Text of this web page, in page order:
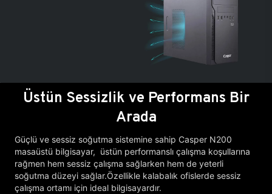
Üstün Sessizlik ve Performans Bir
Arada
Güçlü ve sessiz soğutma sistemine sahip Casper N200
masaüstü bilgisayar, üstün performanslı çalışma koşullarına
rağmen hem sessiz çalışma sağlarken hem de yeterli
soğutma düzeyi sağlar.Özellikle kalabalık ofislerde sessiz
çalışma ortamı için ideal bilgisayardır.